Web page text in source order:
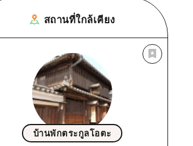
สถานที่ใกล้เคียง
บ้านพักตระกูลโอตะ